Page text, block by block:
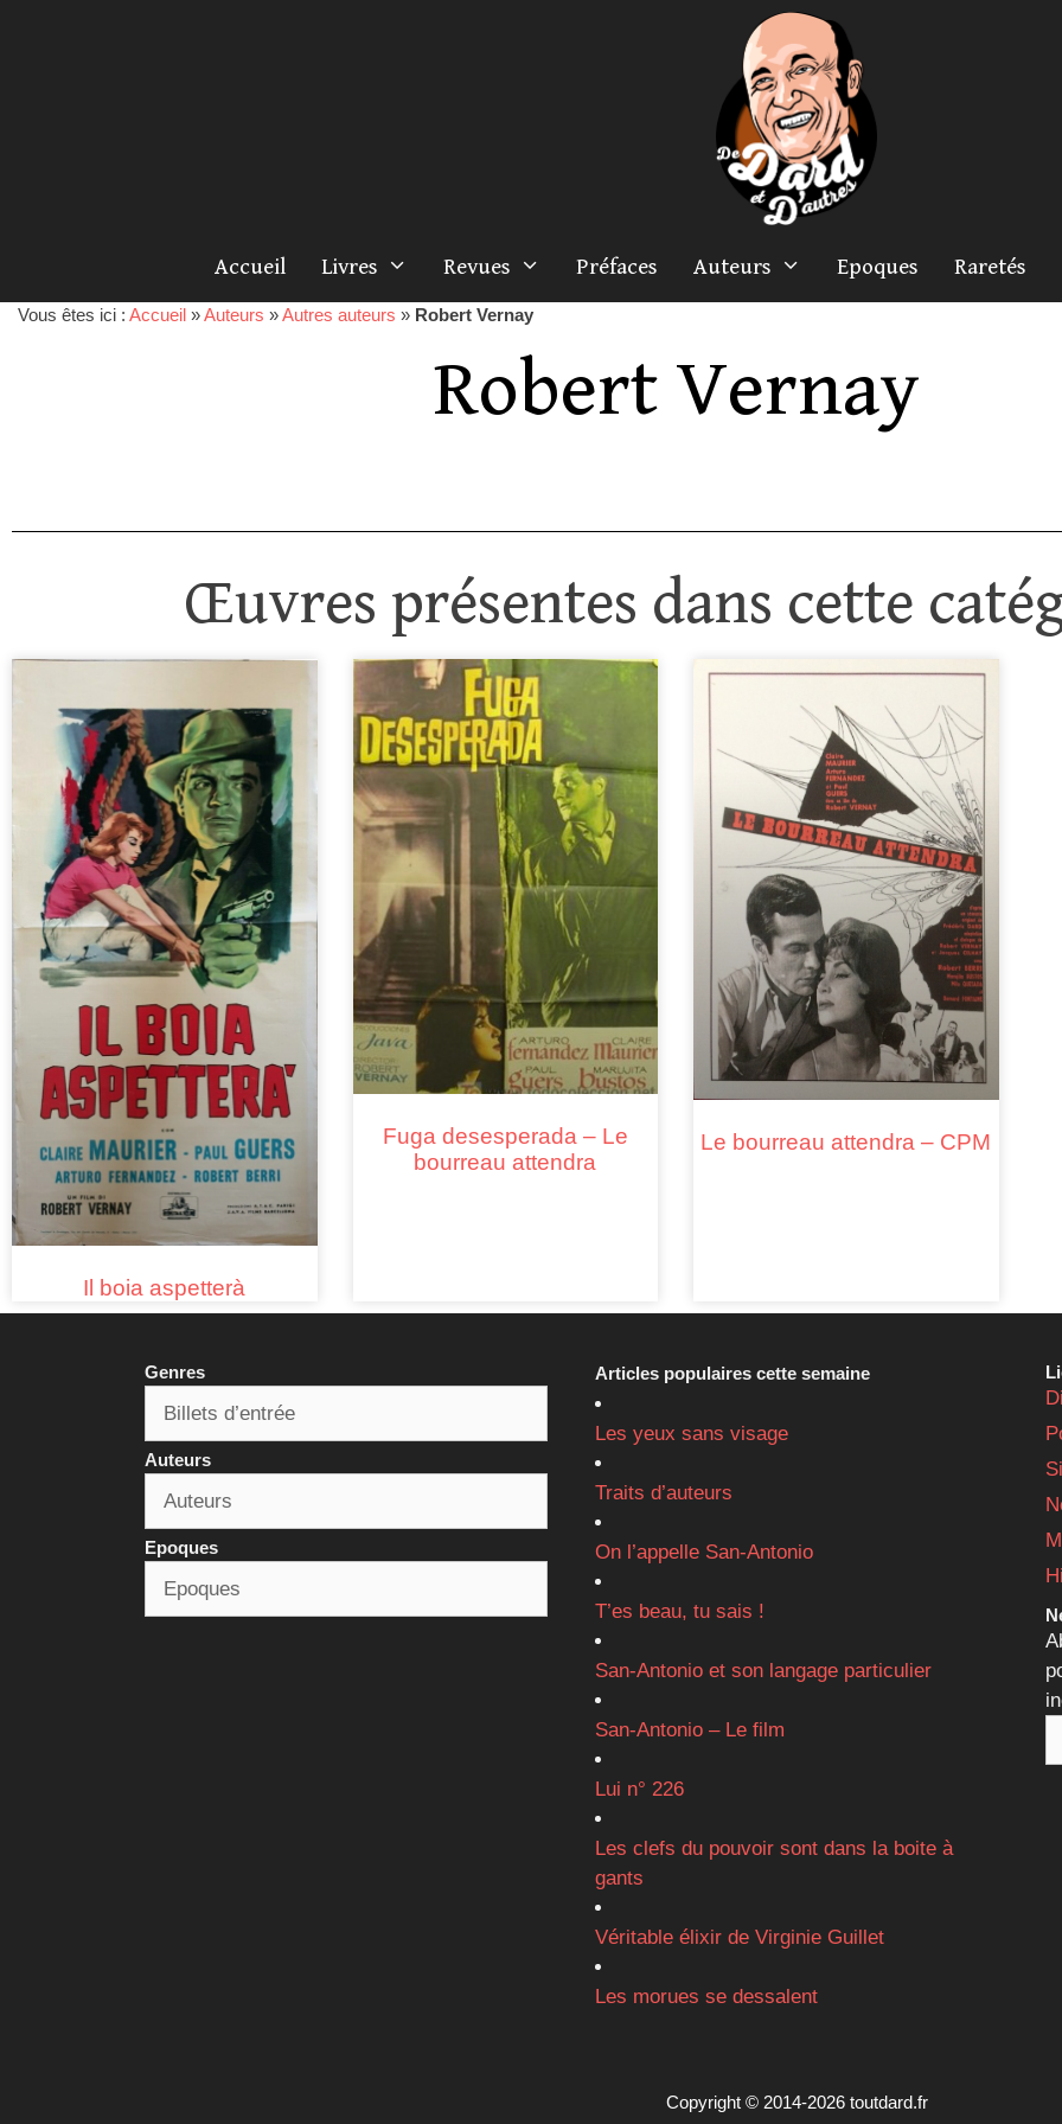
Accueil Livres Revues Préfaces Auteurs Epoques Raretés
Vous êtes ici : Accueil »Auteurs »Autres auteurs » Robert Vernay
Robert Vernay
Œuvres présentes dans cette
Il boia aspetterà
Fuga desesperada – Le
bourreau attendra
Le bourreau attendra – CPM
Genres
Auteurs
Epoques
Articles populaires cette semaine
Les yeux sans visage
Traits d’auteurs
On l’appelle San-Antonio
T’es beau, tu sais !
San-Antonio et son langage particulier
San-Antonio – Le film
Lui n° 226
Les clefs du pouvoir sont dans la boite à
gants
Véritable élixir de Virginie Guillet
Les morues se dessalent
Copyright © 2014-2026 toutdard.fr